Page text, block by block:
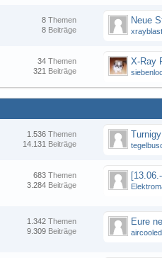
Themen
8
Beiträge
8
Neue
Themen
34
Beiträge
321
Themen
1.536
Beiträge
14.131
Themen
683
Beiträge
3.284
Themen
1.342
Beiträge
9.309 aircooled